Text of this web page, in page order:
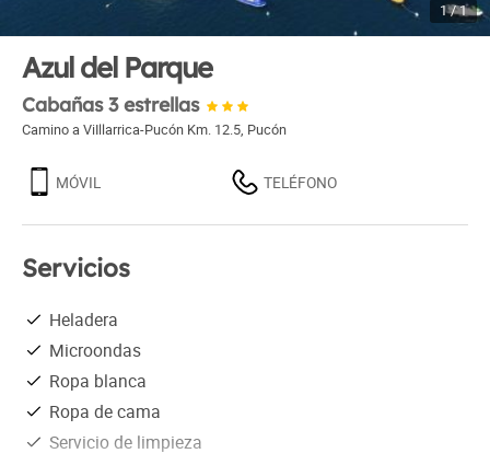
1 / 1
Azul del Parque
Cabañas 3 estrellas
Camino a ViIllarrica-Pucón Km. 12.5, Pucón
MÓVIL TELÉFONO
Servicios
Heladera
Microondas
Ropa blanca
Ropa de cama
Servicio de limpieza